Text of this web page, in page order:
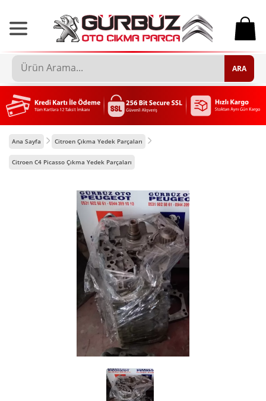
0
ARA
Ana Sayfa Citroen Çıkma Yedek Parçaları
Citroen C4 Picasso Çıkma Yedek Parçaları